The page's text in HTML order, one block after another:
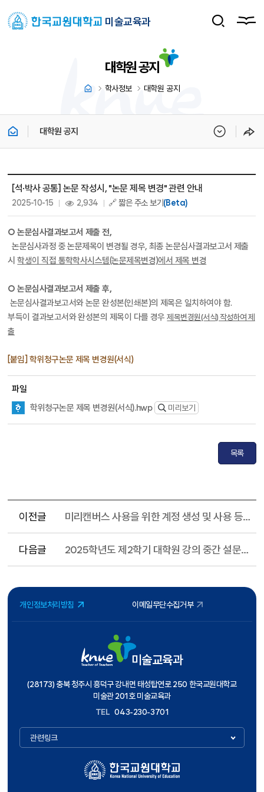
미술교육과
대학원 공지
학사정보 대학원 공지
대학원 공지
[석·박사 공통] 논문 작성시, "논문 제목 변경" 관련 안내
2025-10-15 2,934 🔗 짧은 주소 보기(Beta)
O 논문심사결과보고서 제출 전,
논문심사과정 중 논문제목이 변경될 경우, 최종 논문심사결과보고서 제출
시학생이 직접 통학학사시스템(논문제목변경)에서 제목 변경
O 논문심사결과보고서 제출 후,
논문심사결과보고서와 논문 완성본(인쇄본)의 제목은 일치하여야 함.
부득이 결과보고서와 완성본의 제목이 다를 경우제목변경원(서식) 작성하여 제
출
[붙임] 학위청구논문 제목 변경원(서식)
파일
학위청구논문 제목 변경원(서식).hwp
미리보기
목록
이전글 미리캔버스 사용을 위한 계정 생성 및 사용 등록 신청 안내
다음글 2025학년도 제2학기 대학원 강의 중간 설문 실시 안내
개인정보처리방침 이메일무단수집거부
미술교육과
(28173) 충북 청주시 흥덕구 강내면 태성탑연로 250 한국교원대학교
미술관 201호 미술교육과
TEL 043-230-3701
관련링크